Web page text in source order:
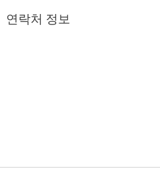
실리콘 반려동물 간식 가방
실리콘 메모리 매칭 게임
연락처 정보